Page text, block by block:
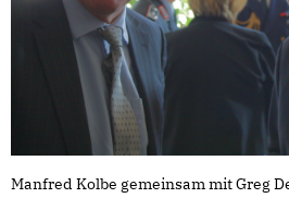
Manfred Kolbe gemeinsam mit Greg